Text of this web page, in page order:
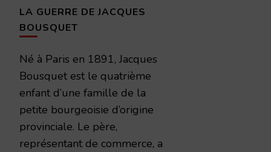
LA GUERRE DE JACQUES
BOUSQUET
Né à Paris en 1891, Jacques
Bousquet est le quatrième
enfant d’une famille de la
petite bourgeoisie d’origine
provinciale. Le père,
représentant de commerce, a